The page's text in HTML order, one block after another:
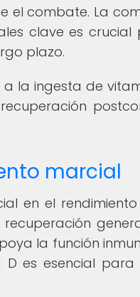
el combate. La
clave es
plazo.
la ingesta de
marcial
en el
la función
es esencial